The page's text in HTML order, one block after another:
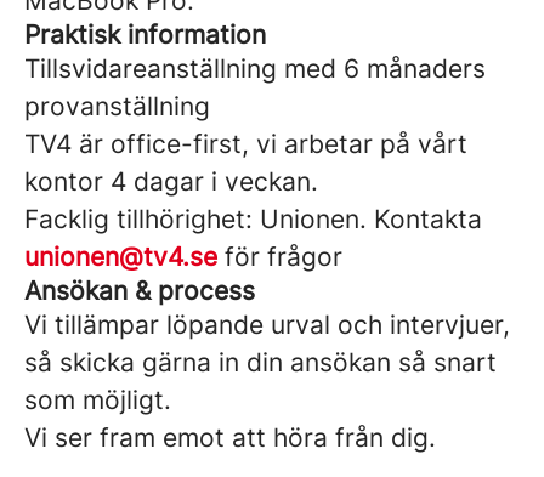
Praktisk information
Tillsvidareanställning med 6 månaders
provanställning
TV4 är office-first, vi arbetar på vårt
kontor 4 dagar i veckan.
Facklig tillhörighet: Unionen. Kontakta
unionen@tv4.se för frågor
Ansökan & process
Vi tillämpar löpande urval och intervjuer,
så skicka gärna in din ansökan så snart
som möjligt.
Vi ser fram emot att höra från dig.